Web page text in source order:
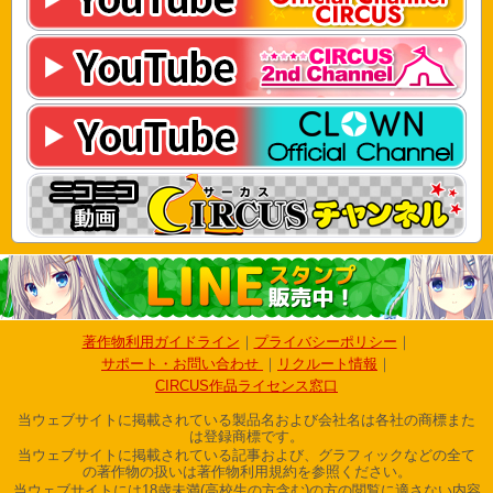
著作物利用ガイドライン
プライバシーポリシー
サポート・お問い合わせ
リクルート情報
CIRCUS作品ライセンス窓口
当ウェブサイトに掲載されている製品名および会社名は各社の商標また
は登録商標です。
当ウェブサイトに掲載されている記事および、グラフィックなどの全て
の著作物の扱いは著作物利用規約を参照ください。